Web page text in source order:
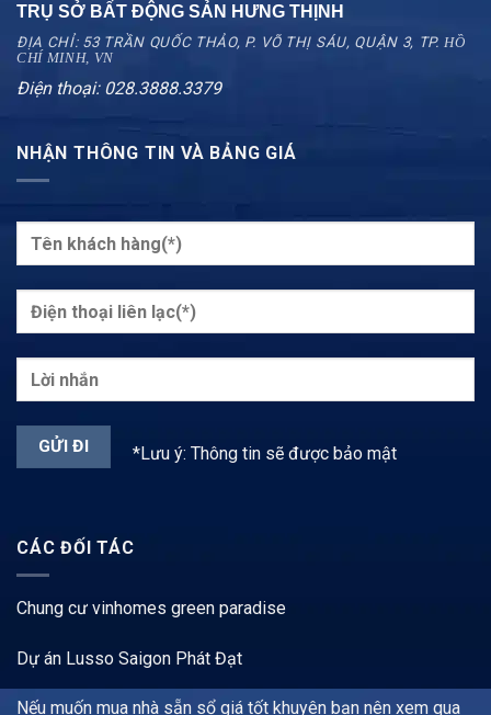
TRỤ SỞ BẤT ĐỘNG SẢN HƯNG THỊNH
ĐỊA CHỈ: 53 TRẦN QUỐC THẢO, P. VÕ THỊ SÁU, QUẬN 3, TP. HỒ
CHÍ MINH, VN
Điện thoại: 028.3888.3379
NHẬN THÔNG TIN VÀ BẢNG GIÁ
*Lưu ý: Thông tin sẽ được bảo mật
CÁC ĐỐI TÁC
Chung cư vinhomes green paradise
Dự án Lusso Saigon Phát Đạt
Nếu muốn mua nhà sẵn sổ giá tốt khuyên bạn nên xem qua